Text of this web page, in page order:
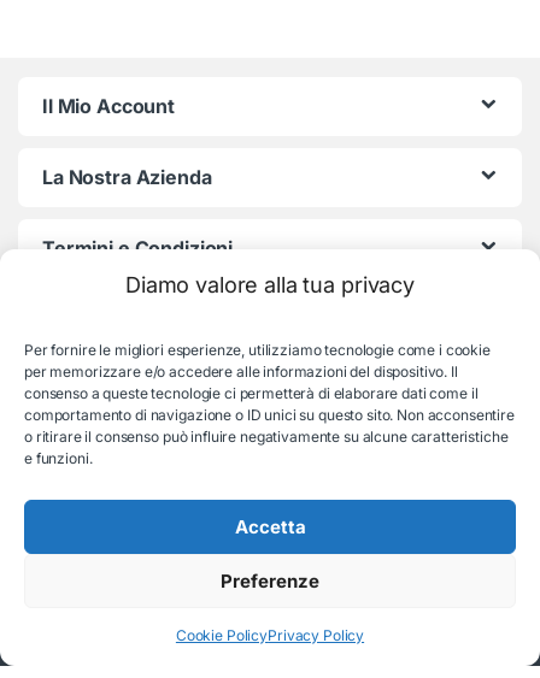
Diamo valore alla tua privacy
Per fornire le migliori esperienze, utilizziamo tecnologie come i cookie
per memorizzare e/o accedere alle informazioni del dispositivo. Il
consenso a queste tecnologie ci permetterà di elaborare dati come il
comportamento di navigazione o ID unici su questo sito. Non acconsentire
o ritirare il consenso può influire negativamente su alcune caratteristiche
e funzioni.
Accetta
Preferenze
Cookie PolicyPrivacy Policy
Il Mio Account
La Nostra Azienda
Termini e Condizioni
Consulenza e supporto:
035-19831192
© EB Store By Belotti Informatica & Elettronica